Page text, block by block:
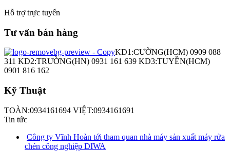
Hỗ trợ trực tuyến
Tư vấn bán hàng
KD1:CƯỜNG(HCM) 0909 088
311 KD2:TRƯỜNG(HN) 0931 161 639 KD3:TUYỀN(HCM)
0901 816 162
Kỹ Thuật
TOÀN:0934161694 VIỆT:0934161691
Tin tức
Công ty Vĩnh Hoàn tới tham quan nhà máy sản xuất máy rửa
chén công nghiệp DIWA